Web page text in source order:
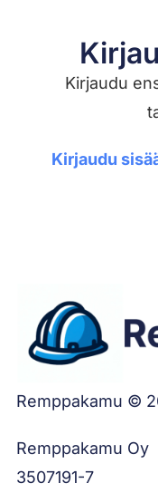
Kirjaudu
Kirjaudu
Remppakamu ©
Remppakamu Oy
3507191-7